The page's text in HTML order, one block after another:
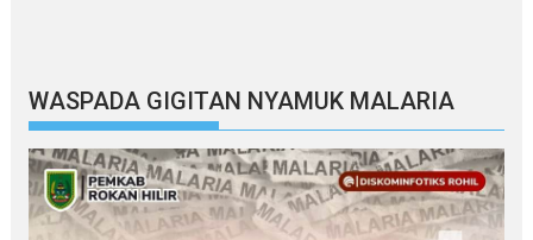
WASPADA GIGITAN NYAMUK MALARIA